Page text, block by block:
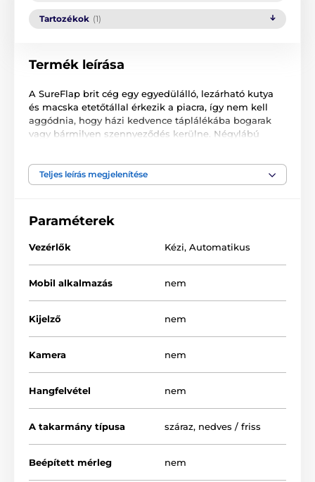
Tartozékok (1)
Termék leírása
A SureFlap brit cég egy egyedülálló, lezárható kutya
és macska etetőtállal érkezik a piacra, így nem kell
aggódnia, hogy házi kedvence táplálékába bogarak
vagy bármilyen szennyeződés kerülne. Négylábú
etetőtálban hosszan tartó friss és finom eledelt
biztosíthat házi kedvencének.
Teljes leírás megjelenítése
Paraméterek
Vezérlők Kézi, Automatikus
Mobil alkalmazás nem
Kijelző nem
Kamera nem
Hangfelvétel nem
A takarmány típusa száraz, nedves / friss
Beépített mérleg nem